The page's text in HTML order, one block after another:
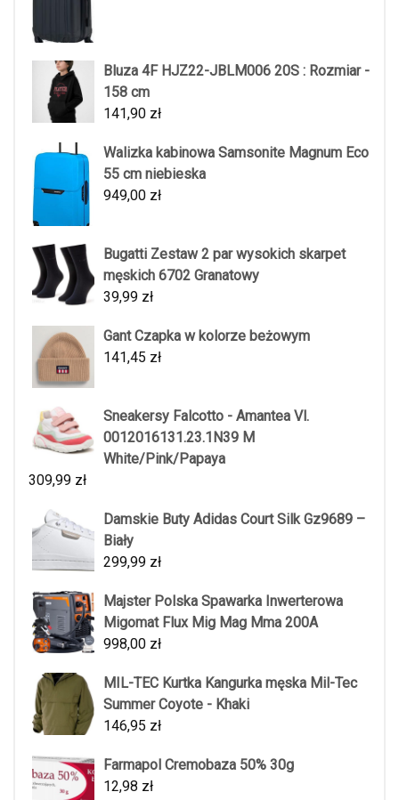
Bluza 4F HJZ22-JBLM006 20S : Rozmiar -
158 cm
141,90 zł
Walizka kabinowa Samsonite Magnum Eco
55 cm niebieska
949,00 zł
Bugatti Zestaw 2 par wysokich skarpet
męskich 6702 Granatowy
39,99 zł
Gant Czapka w kolorze beżowym
141,45 zł
Sneakersy Falcotto - Amantea Vl.
0012016131.23.1N39 M
White/Pink/Papaya
309,99 zł
Damskie Buty Adidas Court Silk Gz9689 –
Biały
299,99 zł
Majster Polska Spawarka Inwerterowa
Migomat Flux Mig Mag Mma 200A
998,00 zł
MIL-TEC Kurtka Kangurka męska Mil-Tec
Summer Coyote - Khaki
146,95 zł
Farmapol Cremobaza 50% 30g
12,98 zł